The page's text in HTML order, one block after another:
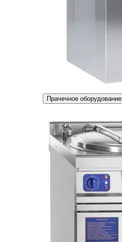
Прачечное оборудование